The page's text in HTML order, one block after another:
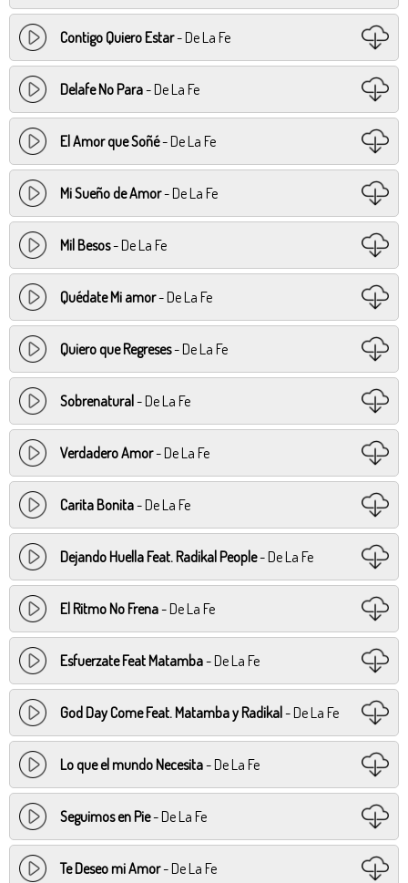
Contigo Quiero Estar- De La Fe
Delafe No Para- De La Fe
El Amor que Soñé- De La Fe
Mi Sueño de Amor- De La Fe
Mil Besos- De La Fe
Quédate Mi amor- De La Fe
Quiero que Regreses- De La Fe
Sobrenatural- De La Fe
Verdadero Amor- De La Fe
Carita Bonita- De La Fe
Dejando Huella Feat. Radikal People- De La Fe
El Ritmo No Frena- De La Fe
Esfuerzate Feat Matamba- De La Fe
God Day Come Feat. Matamba y Radikal- De La Fe
Lo que el mundo Necesita- De La Fe
Seguimos en Pie- De La Fe
Te Deseo mi Amor- De La Fe